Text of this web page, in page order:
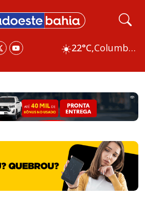
☀️22°C, Columbus